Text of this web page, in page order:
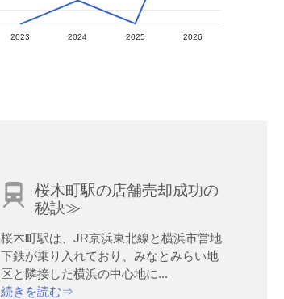
2023 2024 2025 2026
桜木町駅の店舗売却成功の
秘訣≫
桜木町駅は、JR京浜東北線と横浜市営地
下鉄が乗り入れており、みなとみらい地
区と隣接した横浜の中心地に...
続きを読む⇒